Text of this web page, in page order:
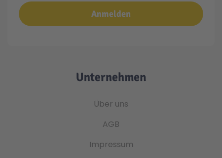
Anmelden
Unternehmen
Über uns
AGB
Impressum